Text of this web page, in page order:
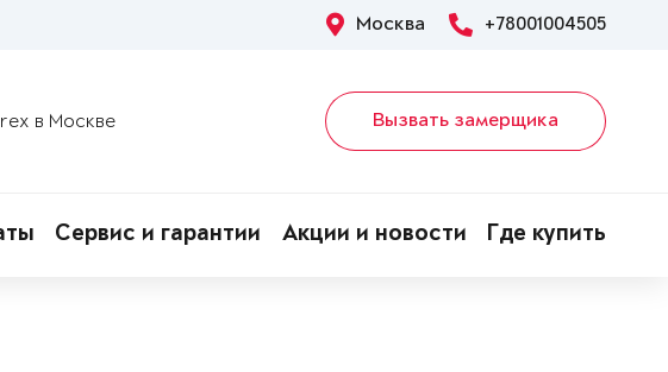
Москва +78001004505
в Москве Вызвать замерщика
Сервис и гарантии Акции и новости Где купить